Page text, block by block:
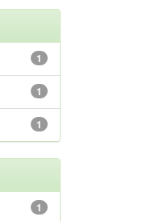
1
1
1
1